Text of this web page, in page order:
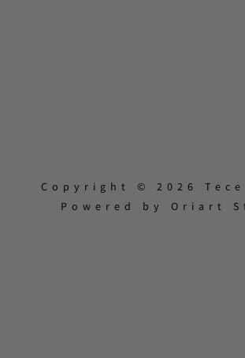
Copyright © 2026
Powered by Oriart